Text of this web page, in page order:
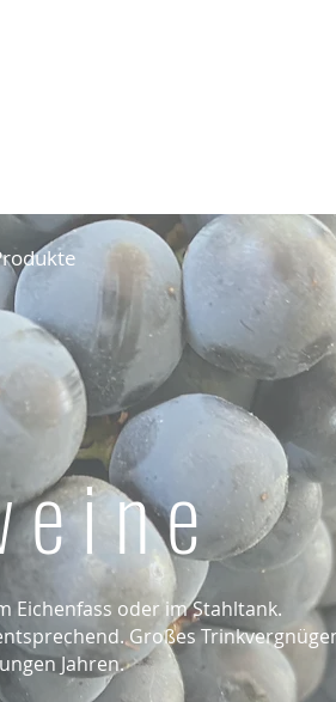
i n e
Eichenfass oder im Stahltank.
Großes
Jahren.